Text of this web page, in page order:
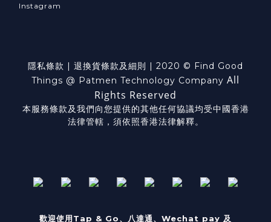
Instagram
隱私條款 | 退換貨條款及細則 | 2020 © Find Good
Things @ Patmen Technology Company All
Rights Reserved
本服務條款及我們向您提供的其他任何協議均受中國香港
法律管轄，須依照香港法律解釋。
歡迎使用Tap & Go、八達通、Wechat pay 及